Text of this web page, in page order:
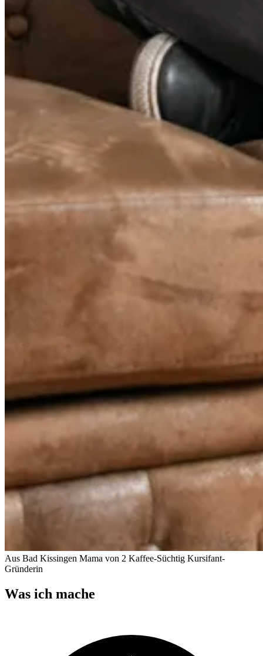
Aus Bad Kissingen Mama von 2 Kaffee-Süchtig Kursifant-
Gründerin
Was ich mache